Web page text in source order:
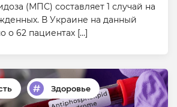
(МПС) составляет 1 случай на
В Украине на данный
о 62 пациентах […]
Здоровье